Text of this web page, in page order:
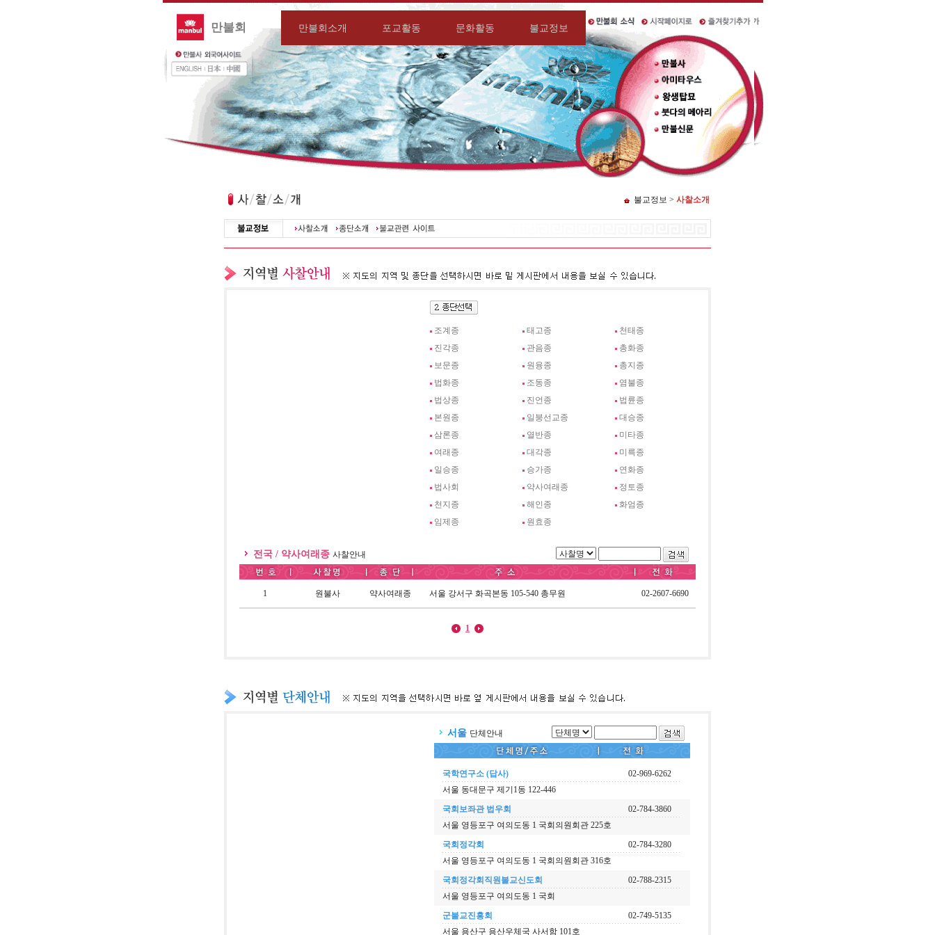
만불회 만불회소개 포교활동 문화활동 불교정보
불교정보 > 사찰소개
조계종 태고종
천태종
진각종
관음종
총화종
보문종
원융종
총지종
법화종
조동종
염불종
법상종
진언종
법륜종
본원종
일붕선교종
대승종
삼론종
열반종
미타종
여래종
대각종
미륵종
일승종
승가종
연화종
법사회
약사여래종
정토종
천지종
해인종
화엄종
임제종
원효종
전국 / 약사여래종 사찰안내
1 원불사 약사여래종 서울 강서구 화곡본동 105-540 총무원 02-2607-6690
1
서울 단체안내
국학연구소 (답사)
02-969-6262
서울 동대문구 제기1동 122-446
국회보좌관 법우회
02-784-3860
서울 영등포구 여의도동 1 국회의원회관 225호
국회정각회
02-784-3280
서울 영등포구 여의도동 1 국회의원회관 316호
국회정각회직원불교신도회
02-788-2315
서울 영등포구 여의도동 1 국회
군불교진흥회
02-749-5135
서울 용산구 용산우체국 사서함 101호